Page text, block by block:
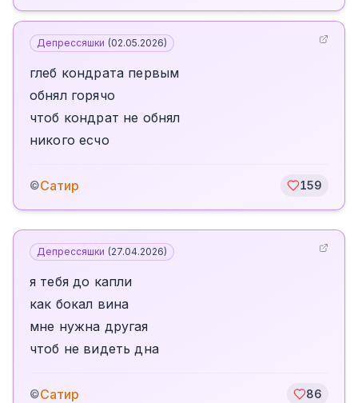
Депрессяшки (02.05.2026)
глеб кондрата первым
обнял горячо
чтоб кондрат не обнял
никого есчо
©Сатир 159
Депрессяшки (27.04.2026)
я тебя до капли
как бокал вина
мне нужна другая
чтоб не видеть дна
©Сатир 86